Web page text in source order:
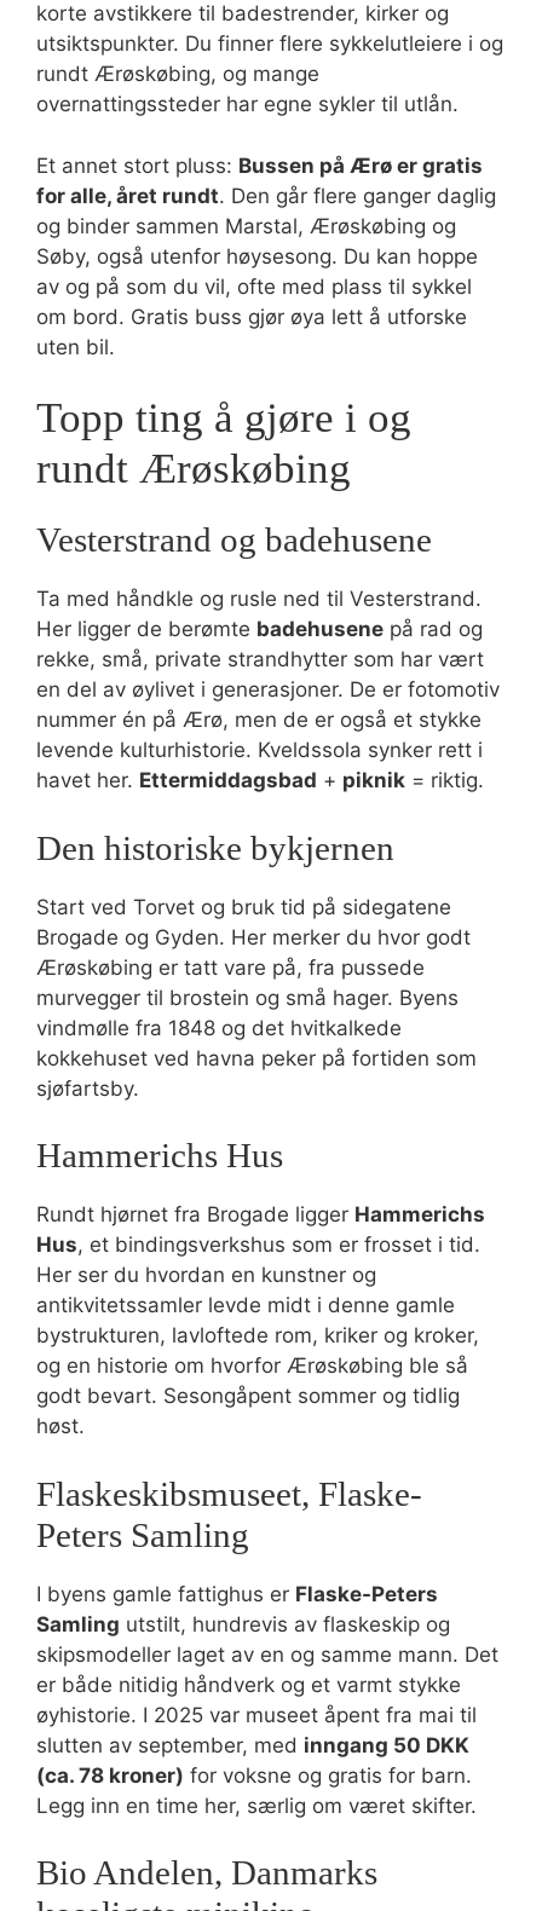
korte avstikkere til badestrender, kirker og
utsiktspunkter. Du finner flere sykkelutleiere i og
rundt Ærøskøbing, og mange
overnattingssteder har egne sykler til utlån.
Et annet stort pluss: Bussen på Ærø er gratis
for alle, året rundt. Den går flere ganger daglig
og binder sammen Marstal, Ærøskøbing og
Søby, også utenfor høysesong. Du kan hoppe
av og på som du vil, ofte med plass til sykkel
om bord. Gratis buss gjør øya lett å utforske
uten bil.
Topp ting å gjøre i og
rundt Ærøskøbing
Vesterstrand og badehusene
Ta med håndkle og rusle ned til Vesterstrand.
Her ligger de berømte badehusene på rad og
rekke, små, private strandhytter som har vært
en del av øylivet i generasjoner. De er fotomotiv
nummer én på Ærø, men de er også et stykke
levende kulturhistorie. Kveldssola synker rett i
havet her. Ettermiddagsbad + piknik = riktig.
Den historiske bykjernen
Start ved Torvet og bruk tid på sidegatene
Brogade og Gyden. Her merker du hvor godt
Ærøskøbing er tatt vare på, fra pussede
murvegger til brostein og små hager. Byens
vindmølle fra 1848 og det hvitkalkede
kokkehuset ved havna peker på fortiden som
sjøfartsby.
Hammerichs Hus
Rundt hjørnet fra Brogade ligger Hammerichs
Hus, et bindingsverkshus som er frosset i tid.
Her ser du hvordan en kunstner og
antikvitetssamler levde midt i denne gamle
bystrukturen, lavloftede rom, kriker og kroker,
og en historie om hvorfor Ærøskøbing ble så
godt bevart. Sesongåpent sommer og tidlig
høst.
Flaskeskibsmuseet, Flaske-
Peters Samling
I byens gamle fattighus er Flaske-Peters
Samling utstilt, hundrevis av flaskeskip og
skipsmodeller laget av en og samme mann. Det
er både nitidig håndverk og et varmt stykke
øyhistorie. I 2025 var museet åpent fra mai til
slutten av september, med inngang 50 DKK
(ca. 78 kroner) for voksne og gratis for barn.
Legg inn en time her, særlig om været skifter.
Bio Andelen, Danmarks